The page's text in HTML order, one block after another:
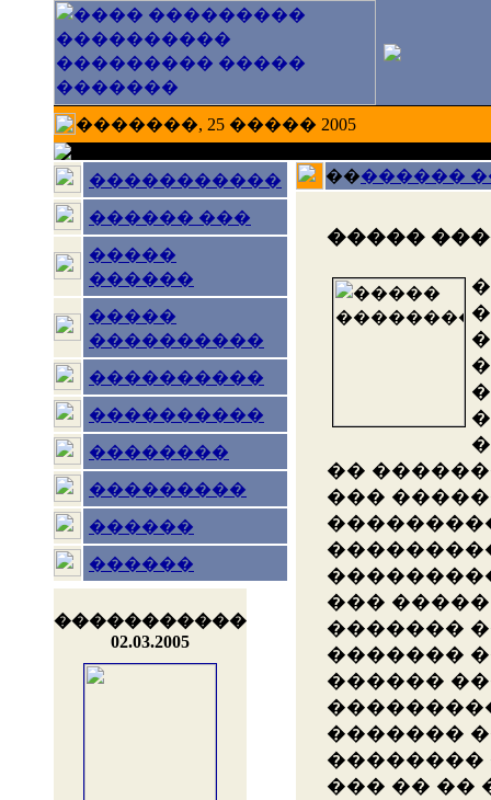
�������, 25 ����� 2005
�����������
������ ���
�����
������
�����
����������
����������
����������
��������
���������
������
������
�����������
02.03.2005
��������
�����
��
���
���
�������
�������
������
�������
��������
��� �� ��